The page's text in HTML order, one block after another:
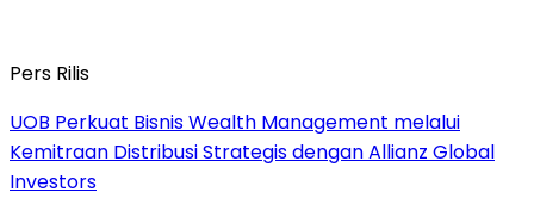
Pers Rilis
UOB Perkuat Bisnis Wealth Management melalui
Kemitraan Distribusi Strategis dengan Allianz Global
Investors